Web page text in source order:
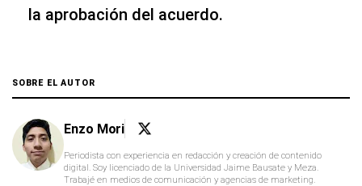
la aprobación del acuerdo.
SOBRE EL AUTOR
Enzo Mori
Periodista con experiencia en redacción y creación de contenido
digital. Soy licenciado de la Universidad Jaime Bausate y Meza.
Trabajé en medios de comunicación y agencias de marketing.